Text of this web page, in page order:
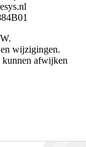
wijzigingen.
kunnen afwijken